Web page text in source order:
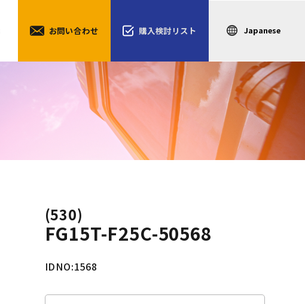
お問い合わせ 購入検討リスト
(530)
FG15T-F25C-50568
IDNO:1568